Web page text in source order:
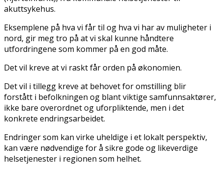
akuttsykehus.
Eksemplene på hva vi får til og hva vi har av muligheter i
nord, gir meg tro på at vi skal kunne håndtere
utfordringene som kommer på en god måte.
Det vil kreve at vi raskt får orden på økonomien.
Det vil i tillegg kreve at behovet for omstilling blir
forstått i befolkningen og blant viktige samfunnsaktører,
ikke bare overordnet og uforpliktende, men i det
konkrete endringsarbeidet.
Endringer som kan virke uheldige i et lokalt perspektiv,
kan være nødvendige for å sikre gode og likeverdige
helsetjenester i regionen som helhet.